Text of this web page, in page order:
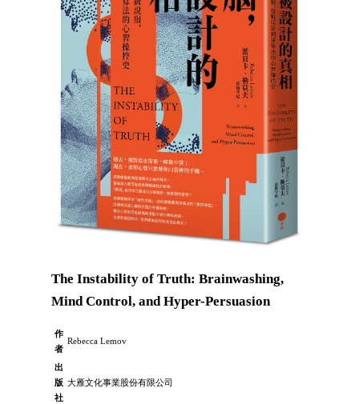
The Instability of Truth: Brainwashing,
Mind Control, and Hyper-Persuasion
作
者
Rebecca Lemov
出
版
社
大雁文化事業股份有限公司